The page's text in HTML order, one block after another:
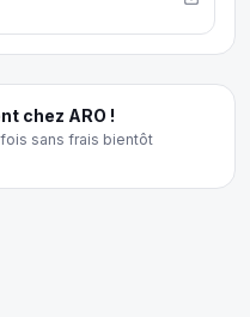
chez ARO !
sans frais bientôt